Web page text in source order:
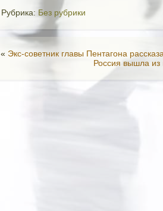
Рубрика: Без рубрики
« Экс-советник главы Пентагона
Россия вышла